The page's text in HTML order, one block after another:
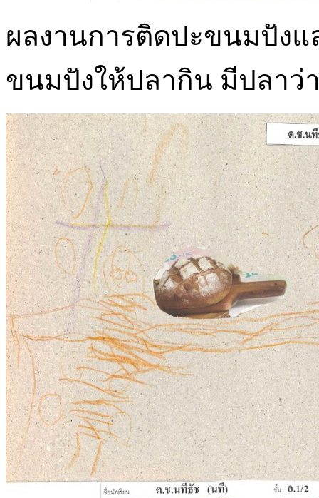
ผลงานการติดปะขนมปังแ
ขนมปังให้ปลากิน มีปลาว่